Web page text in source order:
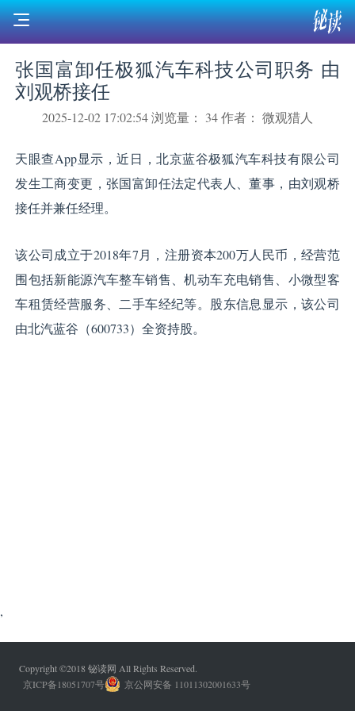
张国富卸任极狐汽车科技公司职务 由
刘观桥接任
2025-12-02 17:02:54浏览量： 34作者： 微观猎人
天眼查App显示，近日，北京蓝谷极狐汽车科技有限公司
发生工商变更，张国富卸任法定代表人、董事，由刘观桥
接任并兼任经理。
该公司成立于2018年7月，注册资本200万人民币，经营范
围包括新能源汽车整车销售、机动车充电销售、小微型客
车租赁经营服务、二手车经纪等。股东信息显示，该公司
由北汽蓝谷（600733）全资持股。
,
Copyright ©2018 铋读网 All Rights Reserved.
京ICP备18051707号
京公网安备 11011302001633号